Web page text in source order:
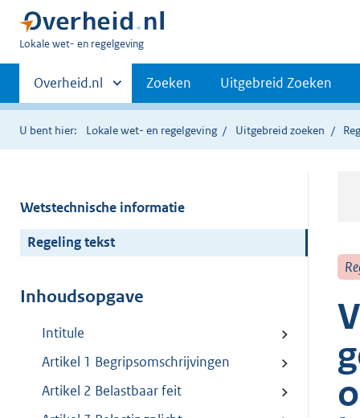
U
hier:
Lokale wet- en regelgeving
Primaire
navigatie
Andere
sites
binnen
Overheid.nl Zoeken Uitgebreid Zoeken
U bent hier: Lokale wet- en regelgeving Uitgebreid zoeken
Wetstechnische informatie
Regeling tekst
Inhoudsopgave
Intitule
Artikel 1 Begripsomschrijvingen
Artikel 2 Belastbaar feit